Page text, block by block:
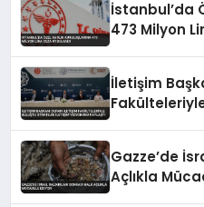
İstanbul’da
473 Milyon
İletişim
Gazze’de
Açlıkla